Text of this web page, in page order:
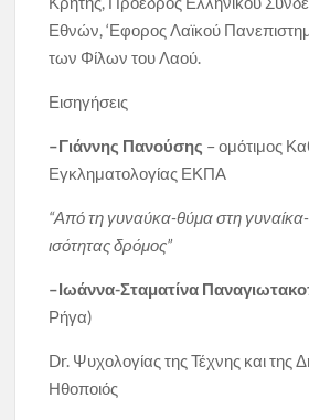
Εθνών, ‘Εφορος Λαϊκού
των Φίλων του Λαού.
Εισηγήσεις
–Γιάννης Πανούσης – ομότιμος
Εγκληματολογίας ΕΚΠΑ
“Από τη γυναύκα-θύμα στη
ισότητας δρόμος”
–Ιωάννα-Σταματίνα
Ρήγα)
Dr. Ψυχολογίας της Τέχνης και της
Ηθοποιός